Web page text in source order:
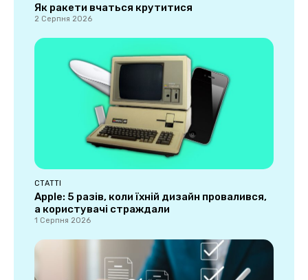
Як ракети вчаться крутитися
2 Серпня 2026
СТАТТІ
Apple: 5 разів, коли їхній дизайн провалився,
а користувачі страждали
1 Серпня 2026